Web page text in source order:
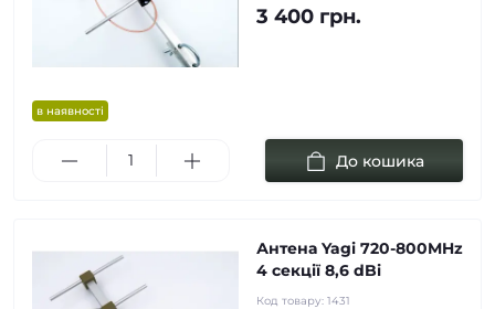
в наявності
3 400 грн.
До кошика
Антена Yagi 720-800MHz
4 cекції 8,6 dBi
Код товару: 1431